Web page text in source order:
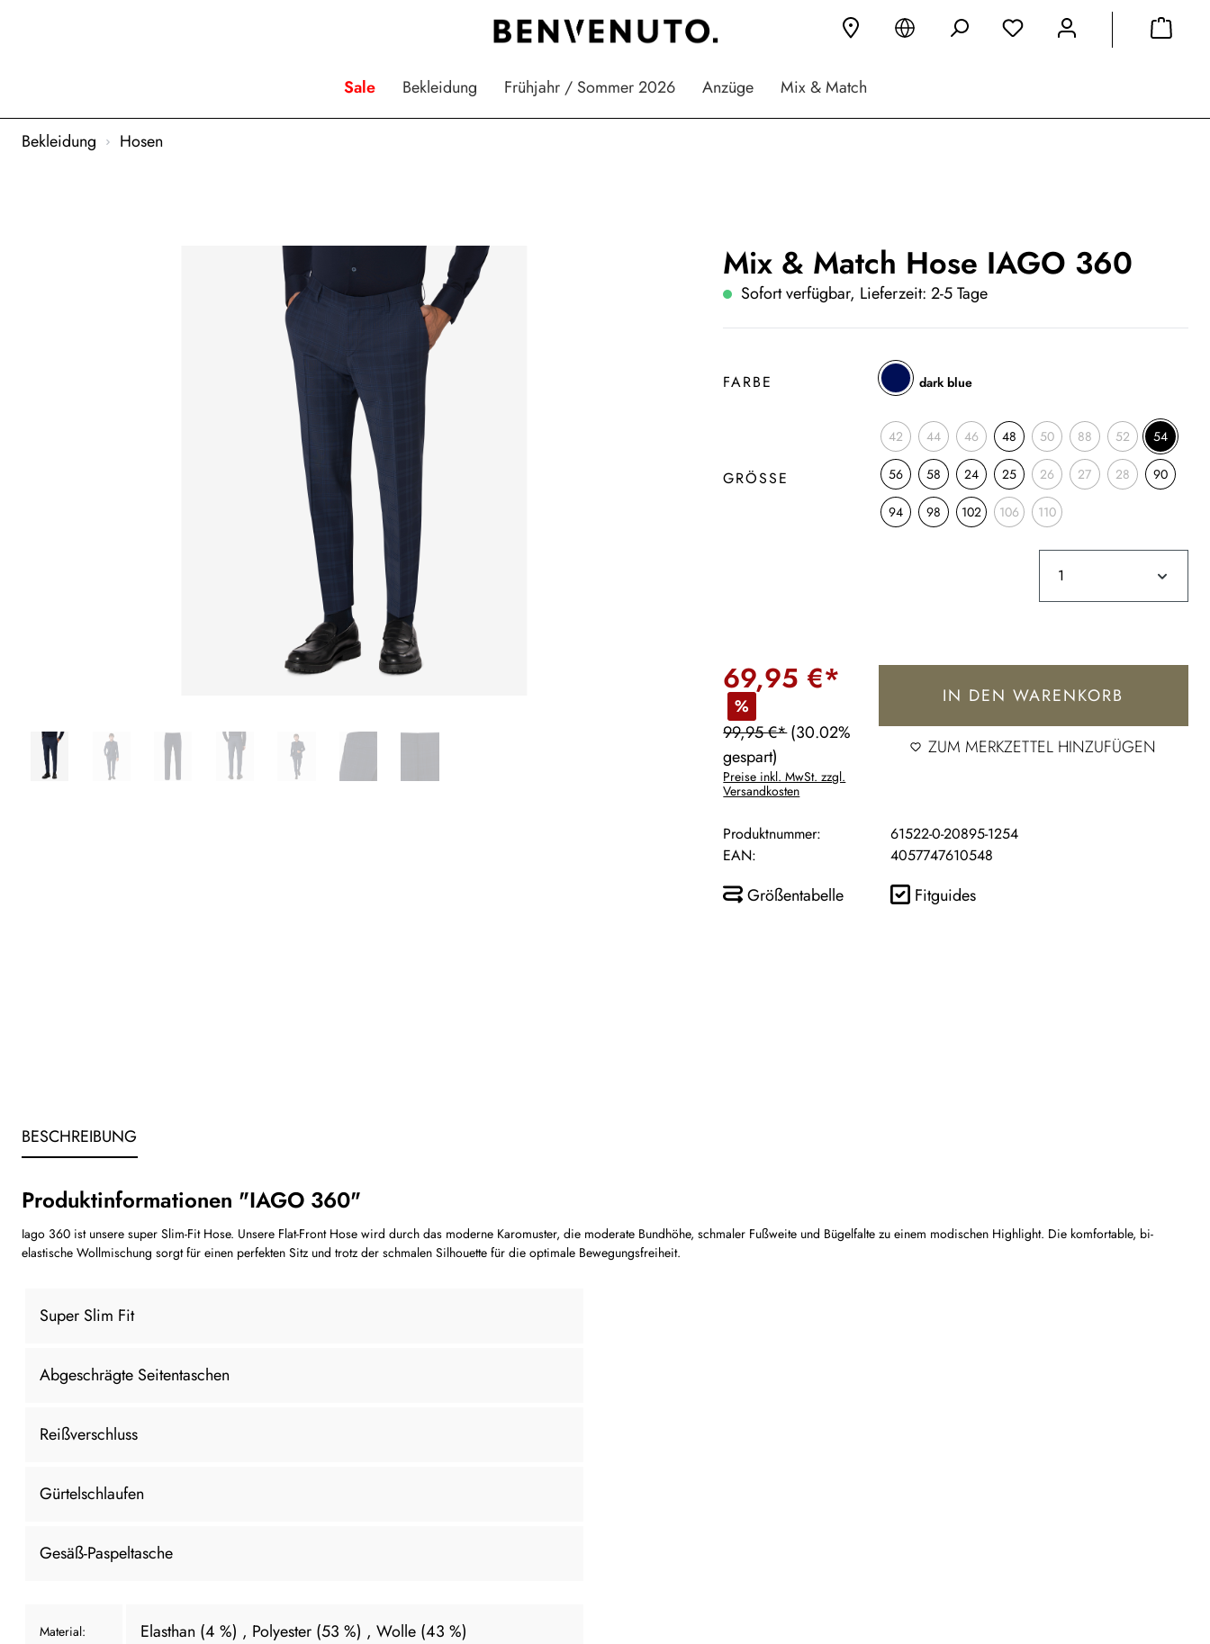
Sale Bekleidung Frühjahr / Sommer 2026 Anzüge Mix & Match
Bekleidung Hosen
Mix & Match Hose IAGO 360
Sofort verfügbar, Lieferzeit: 2-5 Tage
FARBE dark blue
GRÖSSE
42 44 46 48 50 88 52 54
56 58 24 25 26 27 28 90
94 98 102 106 110
69,95 €*
%
99,95 €*(30.02%
gespart)
Preise inkl. MwSt. zzgl.
Versandkosten
IN DEN WARENKORB
ZUM MERKZETTEL HINZUFÜGEN
Produktnummer:
61522-0-20895-1254
EAN:
4057747610548
Größentabelle Fitguides
BESCHREIBUNG
Produktinformationen "IAGO 360"
Iago 360 ist unsere super Slim-Fit Hose. Unsere Flat-Front Hose wird durch das moderne Karomuster, die moderate Bundhöhe, schmaler Fußweite und Bügelfalte zu einem modischen Highlight. Die komfortable, bi-
elastische Wollmischung sorgt für einen perfekten Sitz und trotz der schmalen Silhouette für die optimale Bewegungsfreiheit.
Super Slim Fit
Abgeschrägte Seitentaschen
Reißverschluss
Gürtelschlaufen
Gesäß-Paspeltasche
Material: Elasthan (4 %) , Polyester (53 %) , Wolle (43 %)